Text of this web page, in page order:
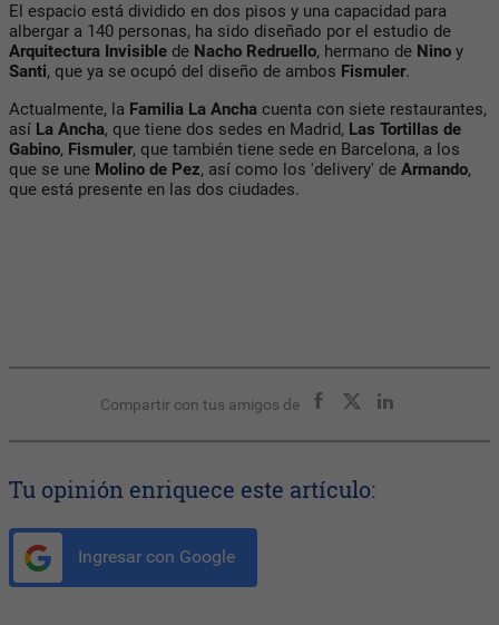
El espacio está dividido en dos pisos y una capacidad para
albergar a 140 personas, ha sido diseñado por el estudio de
Arquitectura Invisible de Nacho Redruello, hermano de Nino y
Santi, que ya se ocupó del diseño de ambos Fismuler.
Actualmente, la Familia La Ancha cuenta con siete restaurantes,
así La Ancha, que tiene dos sedes en Madrid, Las Tortillas de
Gabino, Fismuler, que también tiene sede en Barcelona, a los
que se une Molino de Pez, así como los 'delivery' de Armando,
que está presente en las dos ciudades.
Compartir con tus amigos de
Tu opinión enriquece este artículo:
Ingresar con Google